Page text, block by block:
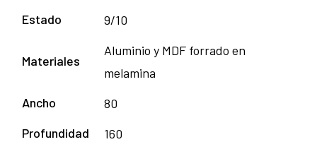
Estado 9/10
Materiales
Aluminio y MDF forrado en
melamina
Ancho
80
Profundidad
160